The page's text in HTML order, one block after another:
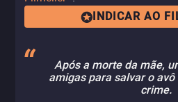
INDICAR AO
Após a morte da mãe,
amigas para salvar o
crime.